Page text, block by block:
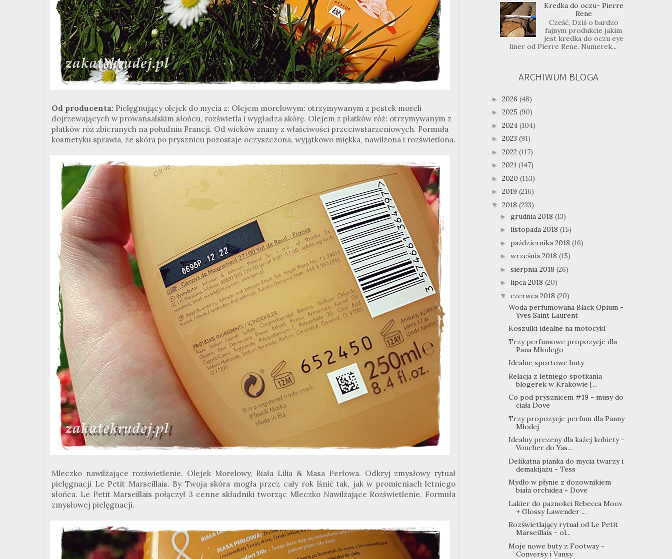
Od producenta: Pielęgnujący olejek do mycia z: Olejem morelowym: otrzymywanym z pestek moreli
dojrzewających w prowansalskim słońcu, rozświetla i wygładza skórę. Olejem z płatków róż: otrzymywanym z
płatków róż zbieranych na południu Francji. Od wieków znany z właściwości przeciwstarzeniowych. Formuła
kosmetyku sprawia, że skóra po prysznicu pozostaje oczyszczona, wyjątkowo miękka, nawilżona i rozświetlona.
Mleczko nawilżające rozświetlenie. Olejek Morelowy, Biała Lilia & Masa Perłowa. Odkryj zmysłowy rytuał
pielęgnacji Le Petit Marseillais. By Twoja skóra mogła przez cały rok lśnić tak, jak w promieniach letniego
słońca. Le Petit Marseillais połączył 3 cenne składniki tworząc Mleczko Nawilżające Rozświetlenie. Formuła
zmysłowej pielęgnacji.
Kredka do oczu- Pierre
Rene
Cześć, Dziś o bardzo
fajnym produkcie jakim
jest kredka do oczu eye
liner od Pierre Rene. Numerek...
ARCHIWUM BLOGA
► 2026 (48)
► 2025 (90)
► 2024 (104)
► 2023 (91)
► 2022 (117)
► 2021 (147)
► 2020 (153)
► 2019 (216)
▼ 2018 (233)
► grudnia 2018 (13)
► listopada 2018 (15)
► października 2018 (16)
► września 2018 (15)
► sierpnia 2018 (26)
► lipca 2018 (20)
▼ czerwca 2018 (20)
Woda perfumowana Black Opium -
Yves Saint Laurent
Koszulki idealne na motocykl
Trzy perfumowe propozycje dla
Pana Młodego
Idealne sportowe buty
Relacja z letniego spotkania
blogerek w Krakowie [...
Co pod prysznicem #19 - musy do
ciała Dove
Trzy propozycje perfum dla Panny
Młodej
Idealny prezeny dla każej kobiety -
Voucher do Yas...
Delikatna pianka do mycia twarzy i
demakijażu - Tess
Mydło w płynie z dozownikiem
biała orchidea - Dove
Lakier do paznokci Rebecca Moov
+ Glossy Lawender ...
Rozświetlający rytuał od Le Petit
Marseillais - ol...
Moje nowe buty z Footway -
Conversy i Vansy